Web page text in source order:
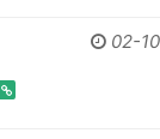
02-10